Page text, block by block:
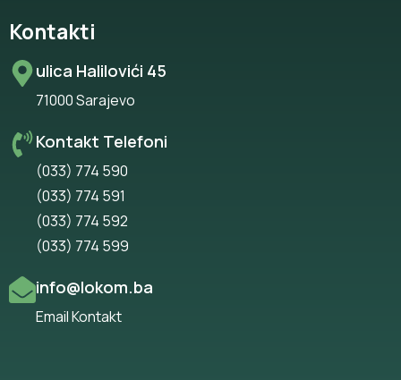
Kontakti
ulica Halilovići 45
71000 Sarajevo
Kontakt Telefoni
(033) 774 590
(033) 774 591
(033) 774 592
(033) 774 599
info@lokom.ba
Email Kontakt